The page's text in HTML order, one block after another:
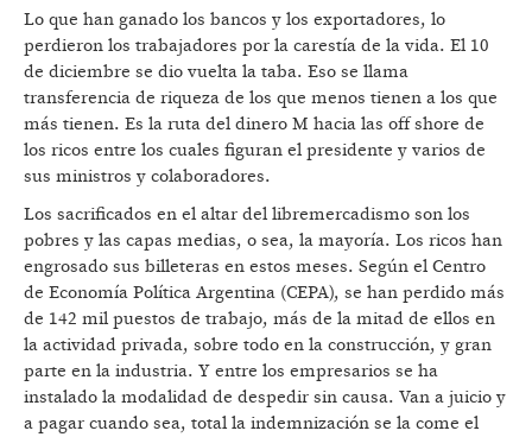
Lo que han ganado los bancos y los exportadores, lo
perdieron los trabajadores por la carestía de la vida. El 10
de diciembre se dio vuelta la taba. Eso se llama
transferencia de riqueza de los que menos tienen a los que
más tienen. Es la ruta del dinero M hacia las off shore de
los ricos entre los cuales figuran el presidente y varios de
sus ministros y colaboradores.
Los sacrificados en el altar del libremercadismo son los
pobres y las capas medias, o sea, la mayoría. Los ricos han
engrosado sus billeteras en estos meses. Según el Centro
de Economía Política Argentina (CEPA), se han perdido más
de 142 mil puestos de trabajo, más de la mitad de ellos en
la actividad privada, sobre todo en la construcción, y gran
parte en la industria. Y entre los empresarios se ha
instalado la modalidad de despedir sin causa. Van a juicio y
a pagar cuando sea, total la indemnización se la come el